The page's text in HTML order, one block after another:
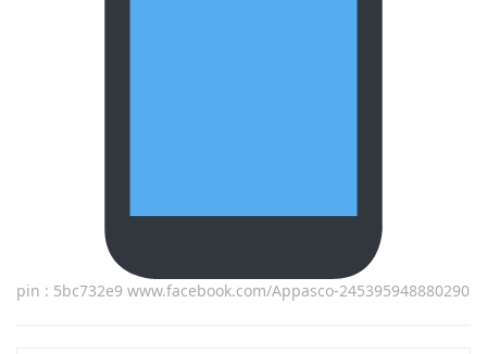
pin : 5bc732e9 www.facebook.com/Appasco-245395948880290